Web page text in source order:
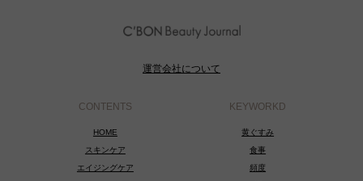
運営会社について
CONTENTS
HOME
スキンケア
エイジングケア
KEYWORKD
黄ぐすみ
食事
頻度